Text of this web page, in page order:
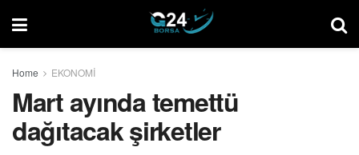
Home EKONOMİ
Mart ayında temettü
dağıtacak şirketler